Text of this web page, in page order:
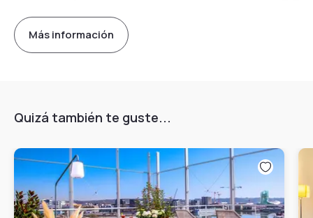
Más información
Quizá también te guste...